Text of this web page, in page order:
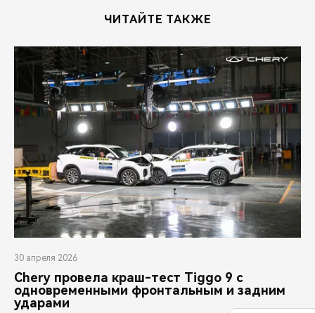
ЧИТАЙТЕ ТАКЖЕ
30 апреля 2026
Chery провела краш-тест Tiggo 9 с
одновременными фронтальным и задним
ударами